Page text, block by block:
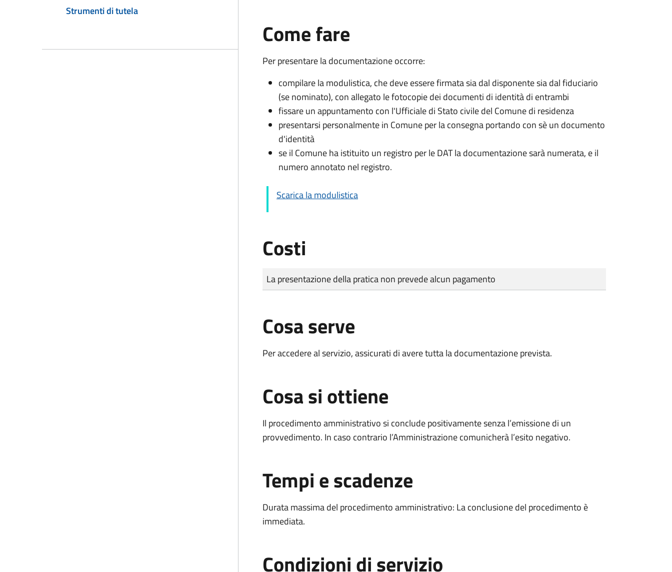
Strumenti di tutela
Come fare
Per presentare la documentazione occorre:
compilare la modulistica, che deve essere firmata sia dal disponente sia dal fiduciario
(se nominato), con allegato le fotocopie dei documenti di identità di entrambi
fissare un appuntamento con l'Ufficiale di Stato civile del Comune di residenza
presentarsi personalmente in Comune per la consegna portando con sè un documento
d'identità
se il Comune ha istituito un registro per le DAT la documentazione sarà numerata, e il
numero annotato nel registro.
Scarica la modulistica
Costi
Tipo di pagamento
Importo
La presentazione della pratica non prevede alcun pagamento
Cosa serve
Per accedere al servizio, assicurati di avere tutta la documentazione prevista.
Cosa si ottiene
Il procedimento amministrativo si conclude positivamente senza l’emissione di un
provvedimento. In caso contrario l’Amministrazione comunicherà l’esito negativo.
Tempi e scadenze
Durata massima del procedimento amministrativo: La conclusione del procedimento è
immediata.
Condizioni di servizio